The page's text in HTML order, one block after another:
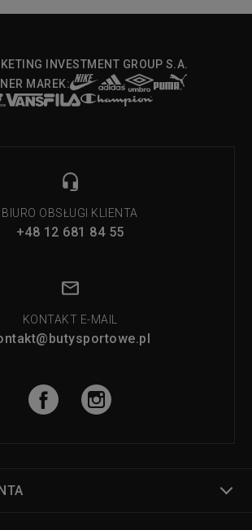
INVESTMENT GROUP S.A.
MAREK:
BIURO OBSŁUGI KLIENTA
+48 12 681 84 55
KONTAKT E-MAIL